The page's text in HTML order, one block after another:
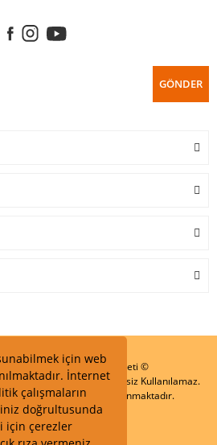
için web
İnternet
çalışmaların
doğrultusunda
için çerezler
GÖNDER
ve Ticaret Limited Şirketi ©
hakları saklıdır ve İzinsiz Kullanılamaz.
SSL Sertifikası ile Korunmaktadır.